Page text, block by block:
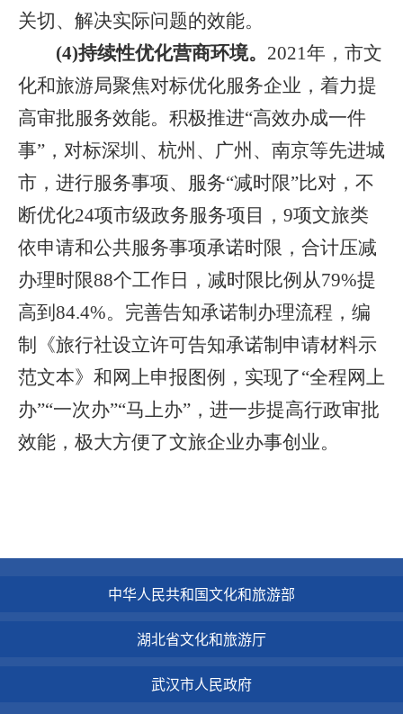
关切、解决实际问题的效能。
(4)持续性优化营商环境。 2021年，市文
化和旅游局聚焦对标优化服务企业，着力提
高审批服务效能。积极推进“高效办成一件
事”，对标深圳、杭州、广州、南京等先进城
市，进行服务事项、服务“减时限”比对，不
断优化24项市级政务服务项目，9项文旅类
依申请和公共服务事项承诺时限，合计压减
办理时限88个工作日，减时限比例从79%提
高到84.4%。完善告知承诺制办理流程，编
制《旅行社设立许可告知承诺制申请材料示
范文本》和网上申报图例，实现了“全程网上
办”“一次办”“马上办”，进一步提高行政审批
效能，极大方便了文旅企业办事创业。
中华人民共和国文化和旅游部
湖北省文化和旅游厅
武汉市人民政府